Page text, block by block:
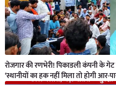
रोजगार की रणभेरी! पिकाडली कंपनी के
‘स्थानीयों का हक नहीं मिला तो होगी आर-